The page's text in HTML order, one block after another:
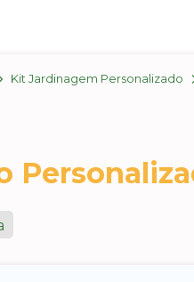
Kit Jardinagem Personalizado